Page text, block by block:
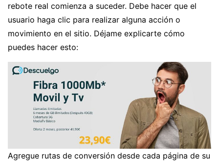
rebote real comienza a suceder. Debe hacer que el
usuario haga clic para realizar alguna acción o
movimiento en el sitio. Déjame explicarte cómo
puedes hacer esto:
Agregue rutas de conversión desde cada página de su